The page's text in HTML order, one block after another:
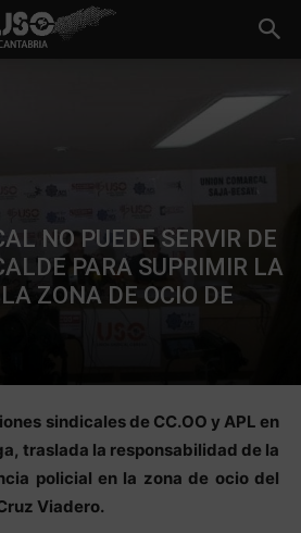
NO PUEDE SERVIR DE
PARA SUPRIMIR LA
ZONA DE OCIO DE
sindicales de CC.OO y APL en
traslada la responsabilidad de la
policial en la zona de ocio del
Viadero.